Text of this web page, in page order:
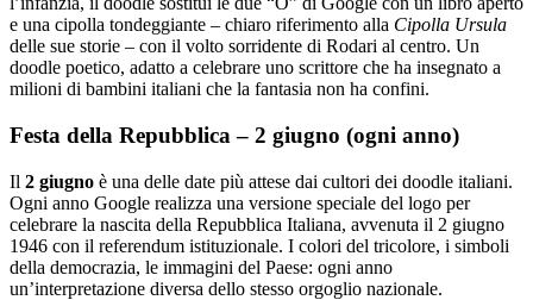
e una cipolla tondeggiante – chiaro riferimento alla Cipolla Ursula
delle sue storie – con il volto sorridente di Rodari al centro. Un
doodle poetico, adatto a celebrare uno scrittore che ha insegnato a
milioni di bambini italiani che la fantasia non ha confini.
Festa della Repubblica – 2 giugno (ogni anno)
Il 2 giugno è una delle date più attese dai cultori dei doodle italiani.
Ogni anno Google realizza una versione speciale del logo per
celebrare la nascita della Repubblica Italiana, avvenuta il 2 giugno
1946 con il referendum istituzionale. I colori del tricolore, i simboli
della democrazia, le immagini del Paese: ogni anno
un’interpretazione diversa dello stesso orgoglio nazionale.